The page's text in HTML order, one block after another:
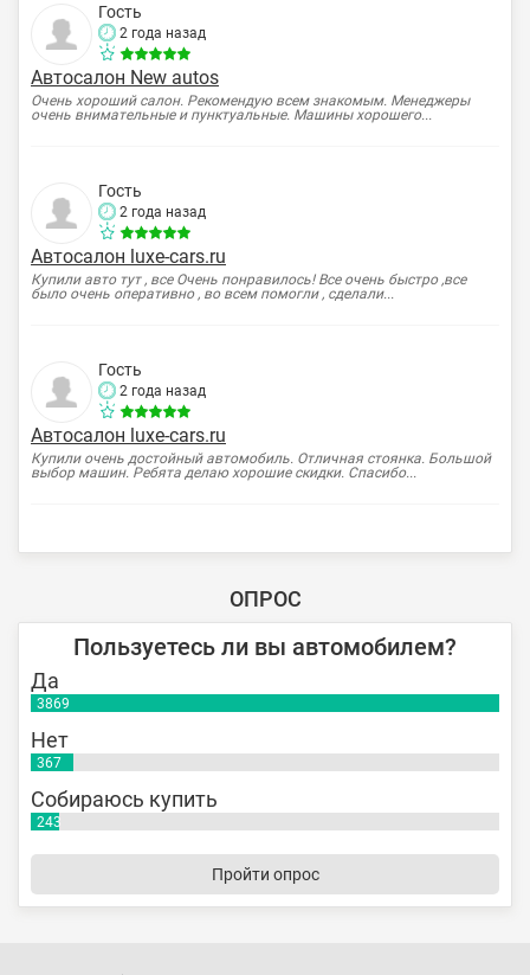
Гость
2 года назад
Автосалон New autos
Очень хороший салон. Рекомендую всем знакомым. Менеджеры
очень внимательные и пунктуальные. Машины хорошего...
Гость
2 года назад
Автосалон luxe-cars.ru
Купили авто тут , все Очень понравилось! Все очень быстро ,все
было очень оперативно , во всем помогли , сделали...
Гость
2 года назад
Автосалон luxe-cars.ru
Купили очень достойный автомобиль. Отличная стоянка. Большой
выбор машин. Ребята делаю хорошие скидки. Спасибо...
ОПРОС
Пользуетесь ли вы автомобилем?
Да
3869
Нет
367
Собираюсь купить
243
Пройти опрос